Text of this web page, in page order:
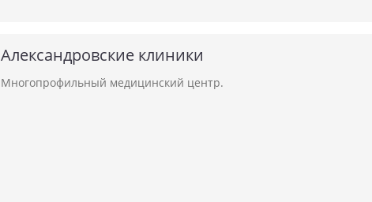
Александровские клиники
Многопрофильный медицинский центр.